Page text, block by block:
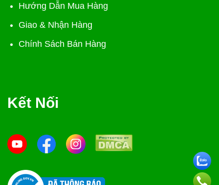
Hướng Dẫn Mua Hàng
Giao & Nhận Hàng
Chính Sách Bán Hàng
Kết Nối